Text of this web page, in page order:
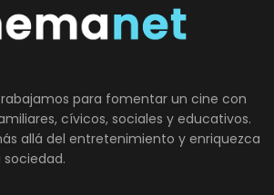
para fomentar un cine con
cívicos, sociales y educativos.
allá del entretenimiento y enriquezca